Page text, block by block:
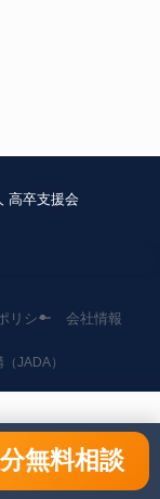
無料相談
高卒支援会
リシー 会社情報
JADA）